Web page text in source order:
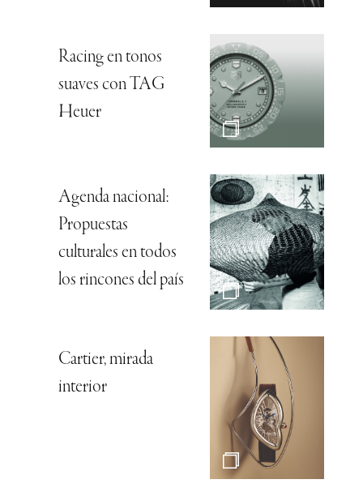
Racing en tonos
suaves con TAG
Heuer
Agenda nacional:
Propuestas
culturales en todos
los rincones del país
Cartier, mirada
interior